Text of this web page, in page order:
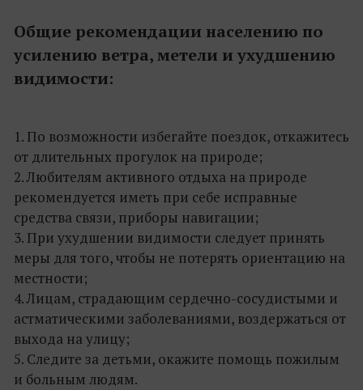
Общие рекомендации населению по
усилению ветра, метели и ухудшению
видимости:
1. По возможности избегайте поездок, откажитесь
от длительных прогулок на природе;
2. Любителям активного отдыха на природе
рекомендуется иметь при себе исправные
средства связи, приборы навигации;
3. При ухудшении видимости следует принять
меры для того, чтобы не потерять ориентацию на
местности;
4. Лицам, страдающим сердечно-сосудистыми и
астматическими заболеваниями, воздержаться от
выхода на улицу;
5. Следите за детьми, окажите помощь пожилым
и больным людям.